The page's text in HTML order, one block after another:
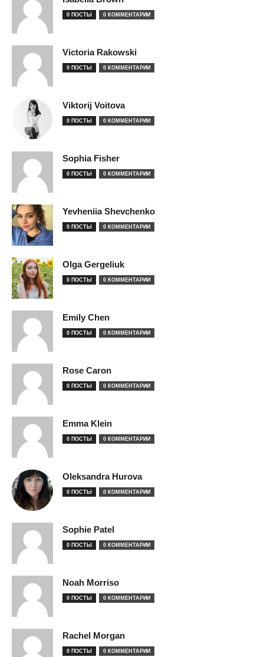
0 ПОСТЫ 0 КОММЕНТАРИИ
Victoria Rakowski
0 ПОСТЫ 0 КОММЕНТАРИИ
Viktorij Voitova
0 ПОСТЫ 0 КОММЕНТАРИИ
Sophia Fisher
0 ПОСТЫ 0 КОММЕНТАРИИ
Yevheniia Shevchenko
0 ПОСТЫ 0 КОММЕНТАРИИ
Olga Gergeliuk
0 ПОСТЫ 0 КОММЕНТАРИИ
Emily Chen
0 ПОСТЫ 0 КОММЕНТАРИИ
Rose Caron
0 ПОСТЫ 0 КОММЕНТАРИИ
Emma Klein
0 ПОСТЫ 0 КОММЕНТАРИИ
Oleksandra Hurova
0 ПОСТЫ 0 КОММЕНТАРИИ
Sophie Patel
0 ПОСТЫ 0 КОММЕНТАРИИ
Noah Morriso
0 ПОСТЫ 0 КОММЕНТАРИИ
Rachel Morgan
0 ПОСТЫ 0 КОММЕНТАРИИ